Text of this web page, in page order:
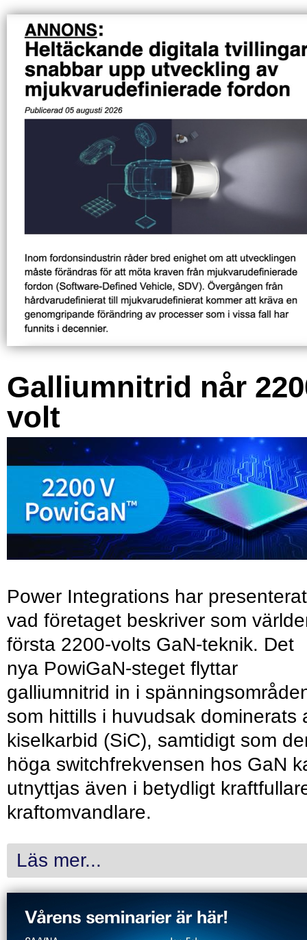
Galliumnitrid når
volt
Power Integrations har presenterat
vad företaget beskriver som
första 2200-volts GaN-teknik. Det
nya PowiGaN-steget flyttar
galliumnitrid in i
som hittills i huvudsak dominerats
kiselkarbid (SiC), samtidigt som
höga switchfrekvensen hos GaN
utnyttjas även i betydligt
kraftomvandlare.
Läs mer...